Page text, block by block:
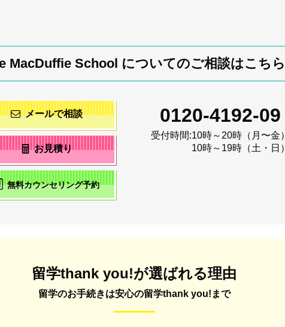
MacDuffie School についてのご相談はこちら
メールで相談
お見積り
無料カウンセリング予約
0120-4192-09
受付時間:10時～20時（月〜金）
10時～19時（土・日）
留学thank you!が選ばれる理由
留学のお手続きは安心の留学thank you!まで